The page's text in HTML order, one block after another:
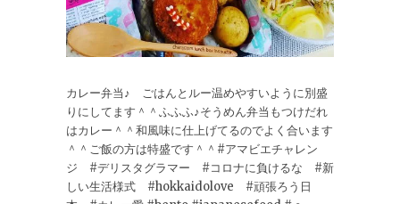
カレー弁当♪ ごはんとルー温めやすいように別盛
りにしてます＾＾ふふふ♪そうめん弁当もつけだれ
はカレー＾＾和風味に仕上げてるのでよく合います
＾＾ご飯の方は特盛です＾＾#アマビエチャレン
ジ #デリスタグラマー #コロナに負けるな #新
しい生活様式 #hokkaidolove #頑張ろう日